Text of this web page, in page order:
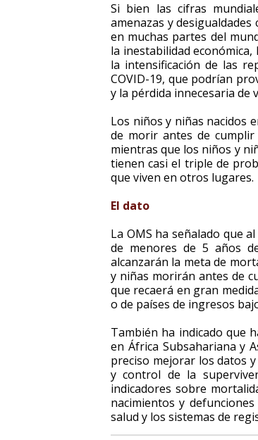
Si bien las cifras
amenazas y
en muchas partes del
la inestabilidad
la intensificación de las
COVID-19, que podrían
y la pérdida innecesaria de
Los niños y niñas nacidos
de morir antes de
mientras que los niños y
tienen casi el triple de
que viven en otros lugares.
El dato
La OMS ha señalado que
de menores de 5 años
alcanzarán la meta de
y niñas morirán antes de
que recaerá en gran
o de países de ingresos
También ha indicado que
en África Subsahariana y
preciso mejorar los datos
y control de la
indicadores sobre
nacimientos y
salud y los sistemas de